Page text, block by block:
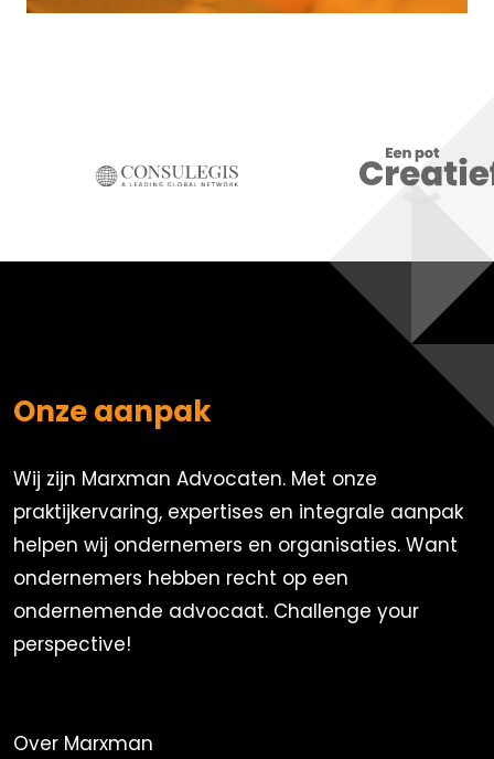
Onze aanpak
Wij zijn Marxman Advocaten. Met onze
praktijkervaring, expertises en integrale aanpak
helpen wij ondernemers en organisaties. Want
ondernemers hebben recht op een
ondernemende advocaat. Challenge your
perspective!
Over Marxman